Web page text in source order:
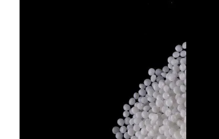
Productos farmacéuticos líquidos de grado médico acetato de etilo